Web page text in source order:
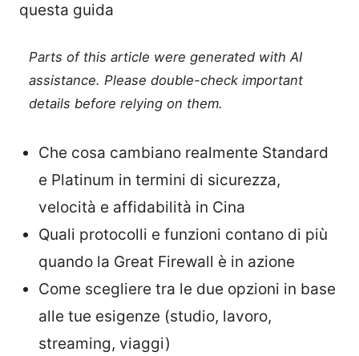
questa guida
Parts of this article were generated with AI
assistance. Please double-check important
details before relying on them.
Che cosa cambiano realmente Standard
e Platinum in termini di sicurezza,
velocità e affidabilità in Cina
Quali protocolli e funzioni contano di più
quando la Great Firewall è in azione
Come scegliere tra le due opzioni in base
alle tue esigenze (studio, lavoro,
streaming, viaggi)